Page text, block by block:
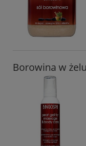
Borowina w